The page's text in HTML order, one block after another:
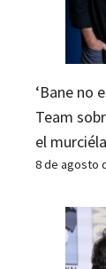
‘Bane no
Team
el
8 de agosto